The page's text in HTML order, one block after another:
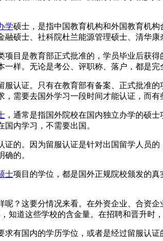
学硕士，是指中国教育机构和外国教育机
硕士、社科院杜兰能源管理硕士、清华康
目是教育部正式批准的，学员毕业后获
样。无论是考公、评职称、落户，都是完
服认证。只有在教育部有备案、正式批准
，需要去国外学习一段时间才能认证，而
，通常是指国外院校在国内独立办学的硕
内学习，不需要出国。
证的。因为留服认证是针对出国留学人员
的。
士项目的学位，都是国外正规院校颁发的
呢？这要分情况来看。在外资企业、合资
知道这些学校的含金量。在招聘和晋升时
有国内的学历学位，或者是经过留服认